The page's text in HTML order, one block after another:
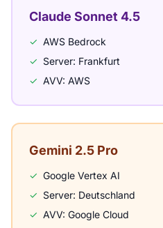
Claude Sonnet 4.5
✓ AWS Bedrock
✓ Server: Frankfurt
✓ AVV: AWS
Gemini 2.5 Pro
✓ Google Vertex AI
✓ Server: Deutschland
✓ AVV: Google Cloud